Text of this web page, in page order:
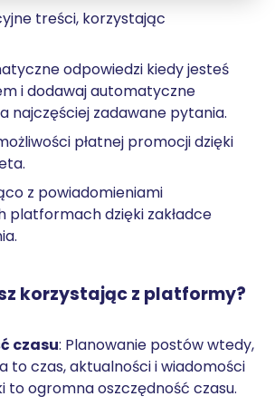
treści, korzystając
odpowiedzi kiedy jesteś
i dodawaj automatyczne
najczęściej zadawane pytania.
płatnej promocji dzięki
z powiadomieniami
platformach dzięki zakładce
korzystając z platformy?
czasu: Planowanie postów wtedy,
to czas, aktualności i wiadomości
to ogromna oszczędność czasu.